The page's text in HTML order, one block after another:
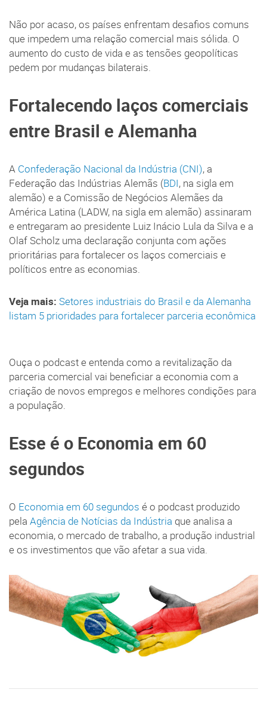
Não por acaso, os países enfrentam desafios comuns
que impedem uma relação comercial mais sólida. O
aumento do custo de vida e as tensões geopolíticas
pedem por mudanças bilaterais.
Fortalecendo laços comerciais
entre Brasil e Alemanha
A Confederação Nacional da Indústria (CNI), a
Federação das Indústrias Alemãs (BDI, na sigla em
alemão) e a Comissão de Negócios Alemães da
América Latina (LADW, na sigla em alemão) assinaram
e entregaram ao presidente Luiz Inácio Lula da Silva e a
Olaf Scholz uma declaração conjunta com ações
prioritárias para fortalecer os laços comerciais e
políticos entre as economias.
Veja mais: Setores industriais do Brasil e da Alemanha
listam 5 prioridades para fortalecer parceria econômica
Ouça o podcast e entenda como a revitalização da
parceria comercial vai beneficiar a economia com a
criação de novos empregos e melhores condições para
a população.
Esse é o Economia em 60
segundos
O Economia em 60 segundos é o podcast produzido
pela Agência de Notícias da Indústria que analisa a
economia, o mercado de trabalho, a produção industrial
e os investimentos que vão afetar a sua vida.